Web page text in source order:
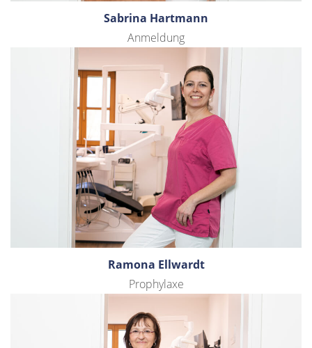
Sabrina Hartmann
Anmeldung
Ramona Ellwardt
Prophylaxe